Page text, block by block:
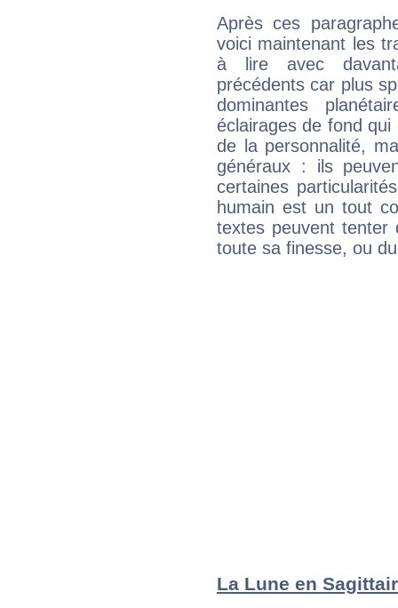
Après ces
voici maintenant les
à lire avec
précédents car plus
dominantes
éclairages de fond
de la personnalité,
généraux : ils
certaines
humain est un tout
textes peuvent tenter
toute sa finesse, ou
La Lune en